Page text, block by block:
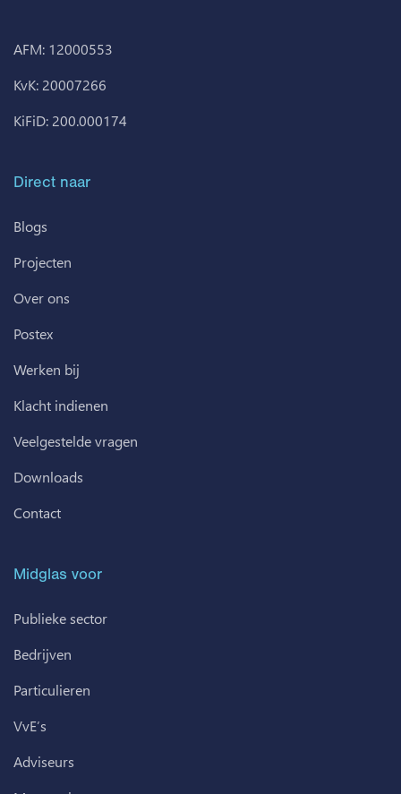
AFM: 12000553
KvK: 20007266
KiFiD: 200.000174
Direct naar
Blogs
Projecten
Over ons
Postex
Werken bij
Klacht indienen
Veelgestelde vragen
Downloads
Contact
Midglas voor
Publieke sector
Bedrijven
Particulieren
VvE’s
Adviseurs